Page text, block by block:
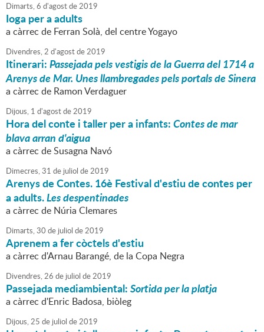
Dimarts,6 d'agostde2019
Ioga per a adults
a càrrec de Ferran Solà, del centre Yogayo
Divendres,2 d'agostde2019
Itinerari:Passejada pels vestigis de la Guerra del 1714 a
Arenys de Mar. Unes llambregades pels portals de Sinera
a càrrec de Ramon Verdaguer
Dijous, 1 d'agostde2019
Hora del conte i taller per a infants:Contes de mar
blava arran d'aigua
a càrrec de Susagna Navó
Dimecres,31 de juliol de2019
Arenys de Contes. 16è Festival d'estiu de contes per
a adults.Les despentinades
a càrrec de Núria Clemares
Dimarts,30 de juliol de2019
Aprenem a fer còctels d'estiu
a càrrec d'Arnau Barangé, de la Copa Negra
Divendres,26 de juliol de2019
Passejada mediambiental:Sortida per la platja
a càrrec d'Enric Badosa, biòleg
Dijous,25 de juliol de2019